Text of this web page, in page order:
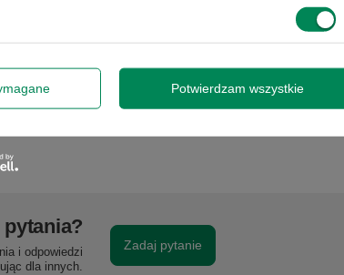
i odpowiedzi
dla innych.
Zadaj pytanie
Potwierdzam wszystkie